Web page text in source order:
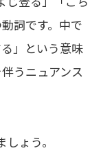
詞です。中で
」という意味
うニュアンス
ょう。